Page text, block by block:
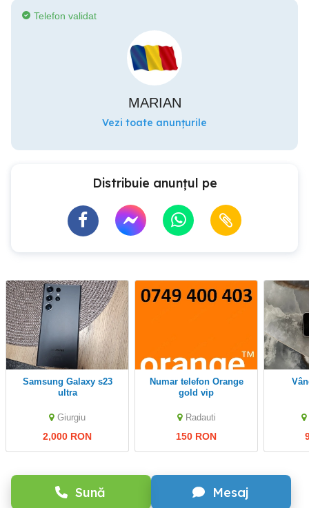
Sună Mesaj
Telefon validat
MARIAN
Vezi toate anunțurile
Distribuie anunțul pe
Samsung Galaxy s23
ultra
Giurgiu
2,000 RON
Numar telefon Orange
gold vip
Radauti
150 RON